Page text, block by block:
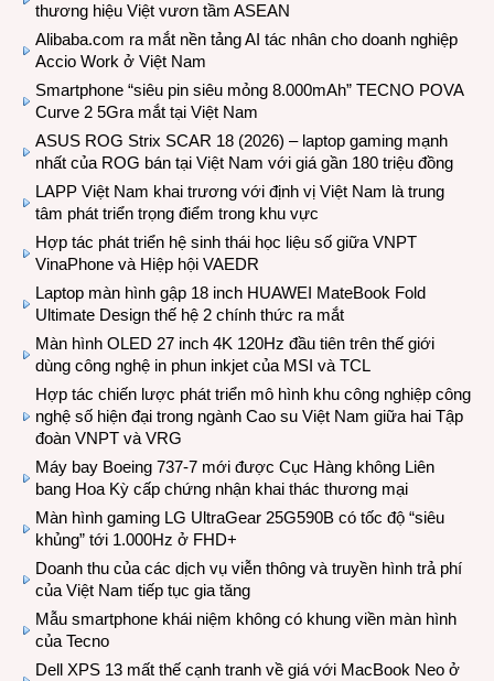
thương hiệu Việt vươn tầm ASEAN
Alibaba.com ra mắt nền tảng AI tác nhân cho doanh nghiệp
Accio Work ở Việt Nam
Smartphone “siêu pin siêu mỏng 8.000mAh” TECNO POVA
Curve 2 5Gra mắt tại Việt Nam
ASUS ROG Strix SCAR 18 (2026) – laptop gaming mạnh
nhất của ROG bán tại Việt Nam với giá gần 180 triệu đồng
LAPP Việt Nam khai trương với định vị Việt Nam là trung
tâm phát triển trọng điểm trong khu vực
Hợp tác phát triển hệ sinh thái học liệu số giữa VNPT
VinaPhone và Hiệp hội VAEDR
Laptop màn hình gập 18 inch HUAWEI MateBook Fold
Ultimate Design thế hệ 2 chính thức ra mắt
Màn hình OLED 27 inch 4K 120Hz đầu tiên trên thế giới
dùng công nghệ in phun inkjet của MSI và TCL
Hợp tác chiến lược phát triển mô hình khu công nghiệp công
nghệ số hiện đại trong ngành Cao su Việt Nam giữa hai Tập
đoàn VNPT và VRG
Máy bay Boeing 737-7 mới được Cục Hàng không Liên
bang Hoa Kỳ cấp chứng nhận khai thác thương mại
Màn hình gaming LG UltraGear 25G590B có tốc độ “siêu
khủng” tới 1.000Hz ở FHD+
Doanh thu của các dịch vụ viễn thông và truyền hình trả phí
của Việt Nam tiếp tục gia tăng
Mẫu smartphone khái niệm không có khung viền màn hình
của Tecno
Dell XPS 13 mất thế cạnh tranh về giá với MacBook Neo ở